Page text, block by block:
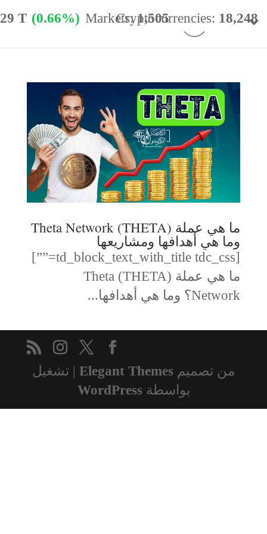
ما هي عملة (THETA) Theta Network
وما هي أهدافها ومشاريعها
[td_block_text_with_title tdc_css=””]
ما هي عملة (THETA) Theta
Network؟ وما هي أهدافها...
من تصميم Elegant Themes | تشغيل
بواسطةWordPress
Cryptocurrencies: 18,248
Markets:1,505
T (0.66%)